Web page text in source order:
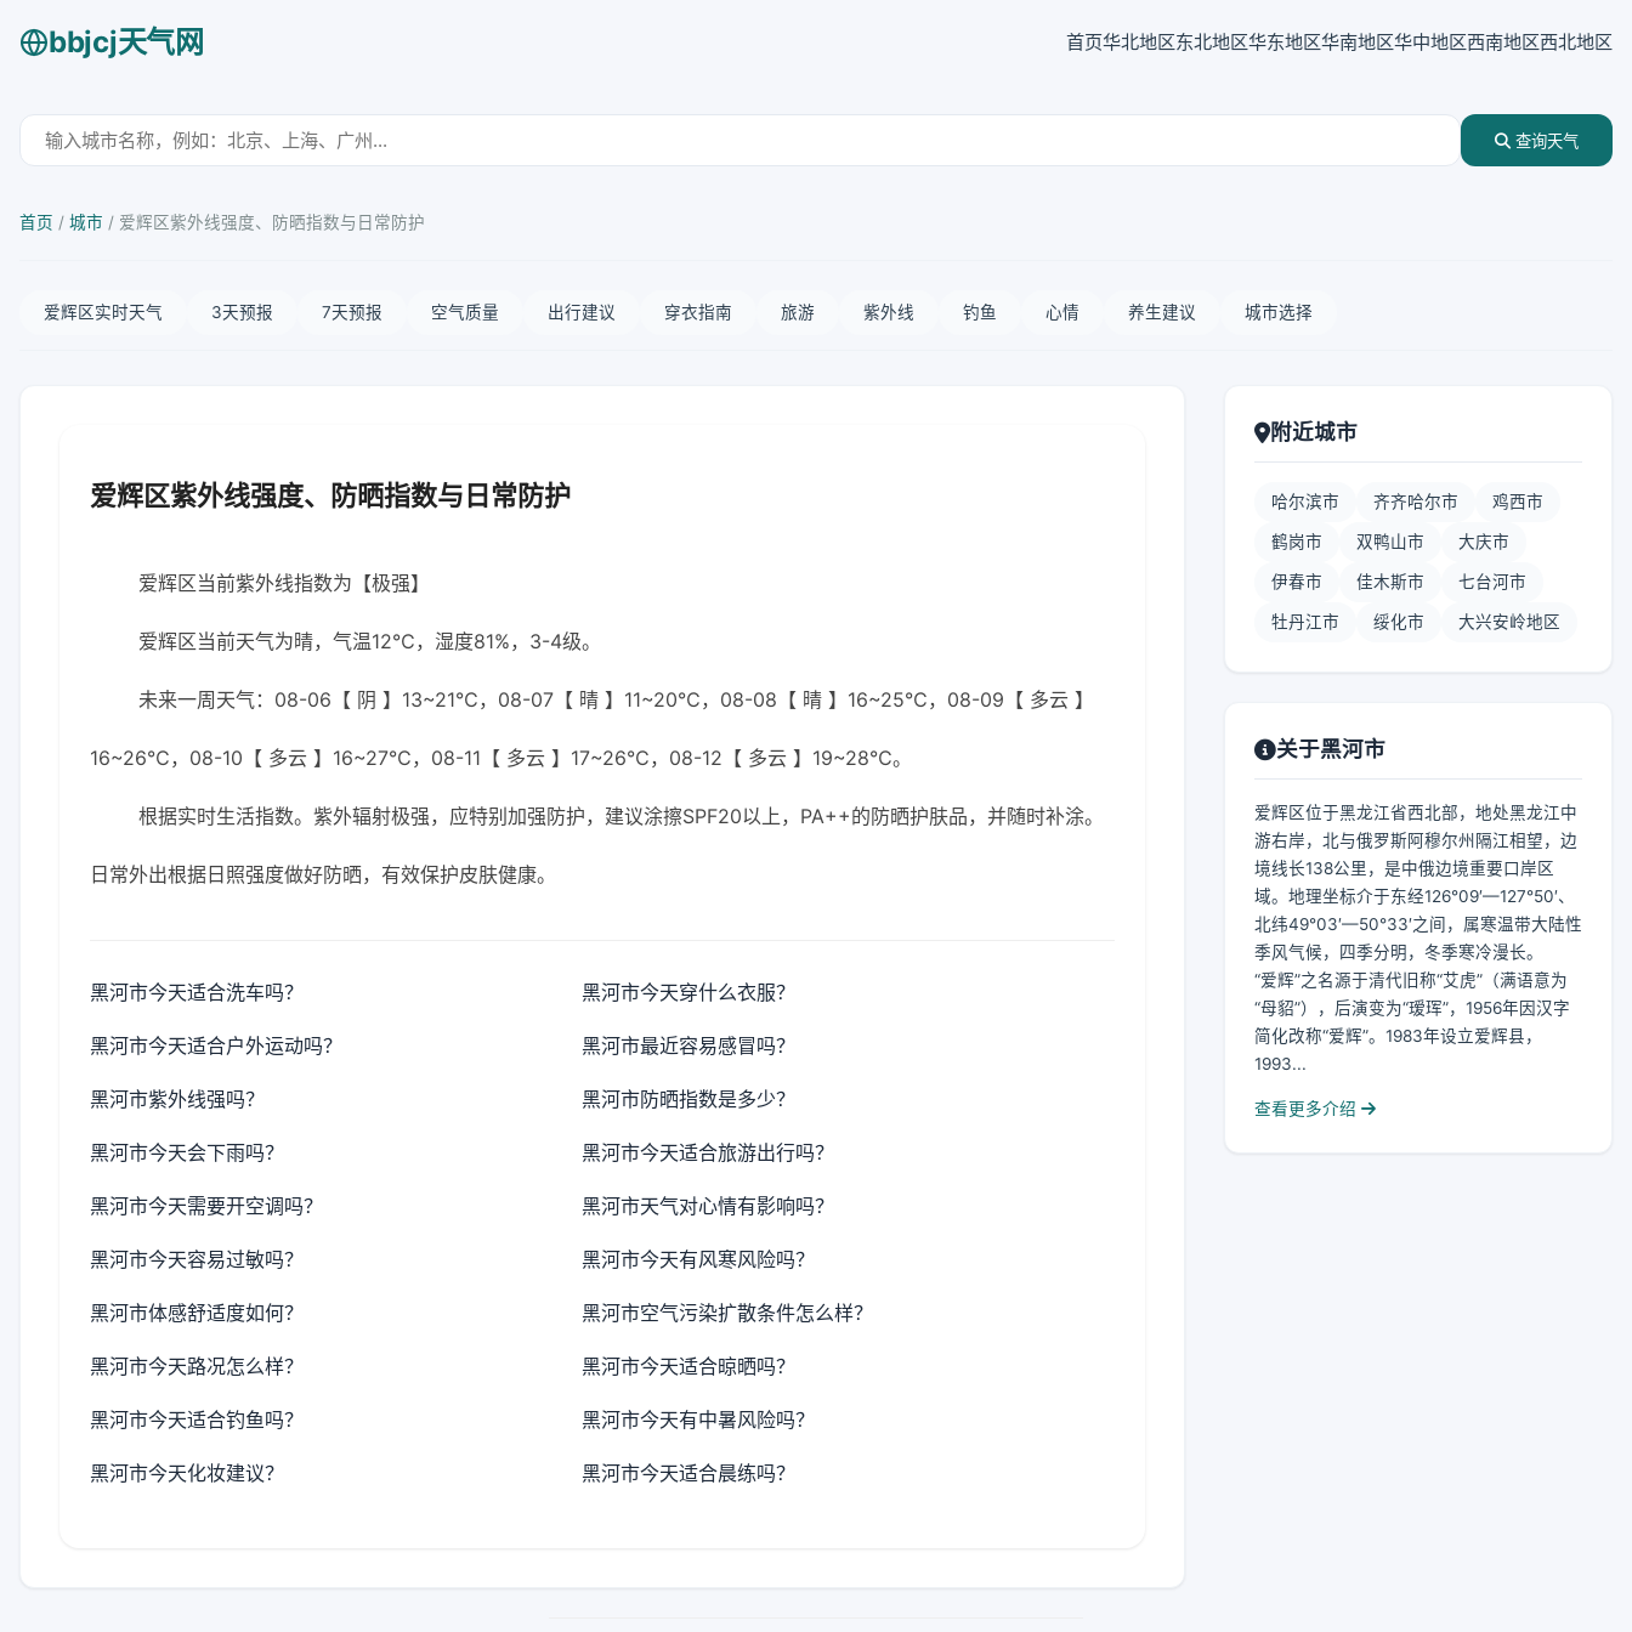
bbjcj天气网 首页华北地区东北地区华东地区华南地区华中地区西南地区西北地区
查询天气
首页 / 城市 / 爱辉区紫外线强度、防晒指数与日常防护
爱辉区实时天气 3天预报 7天预报 空气质量 出行建议 穿衣指南 旅游 紫外线 钓鱼 心情 养生建议 城市选择
爱辉区紫外线强度、防晒指数与日常防护
爱辉区当前紫外线指数为【极强】
爱辉区当前天气为晴，气温12℃，湿度81%，3-4级。
未来一周天气：08-06【 阴 】13~21℃，08-07【 晴 】11~20℃，08-08【 晴 】16~25℃，08-09【 多云 】
16~26℃，08-10【 多云 】16~27℃，08-11【 多云 】17~26℃，08-12【 多云 】19~28℃。
根据实时生活指数。紫外辐射极强，应特别加强防护，建议涂擦SPF20以上，PA++的防晒护肤品，并随时补涂。
日常外出根据日照强度做好防晒，有效保护皮肤健康。
黑河市今天适合洗车吗？ 黑河市今天穿什么衣服？
黑河市今天适合户外运动吗？ 黑河市最近容易感冒吗？
黑河市紫外线强吗？ 黑河市防晒指数是多少？
黑河市今天会下雨吗？ 黑河市今天适合旅游出行吗？
黑河市今天需要开空调吗？ 黑河市天气对心情有影响吗？
黑河市今天容易过敏吗？ 黑河市今天有风寒风险吗？
黑河市体感舒适度如何？ 黑河市空气污染扩散条件怎么样？
黑河市今天路况怎么样？ 黑河市今天适合晾晒吗？
黑河市今天适合钓鱼吗？ 黑河市今天有中暑风险吗？
黑河市今天化妆建议？ 黑河市今天适合晨练吗？
附近城市
哈尔滨市 齐齐哈尔市 鸡西市
鹤岗市 双鸭山市 大庆市
伊春市 佳木斯市 七台河市
牡丹江市 绥化市 大兴安岭地区
关于黑河市
爱辉区位于黑龙江省西北部，地处黑龙江中
游右岸，北与俄罗斯阿穆尔州隔江相望，边
境线长138公里，是中俄边境重要口岸区
域。地理坐标介于东经126°09′—127°50′、
北纬49°03′—50°33′之间，属寒温带大陆性
季风气候，四季分明，冬季寒冷漫长。
“爱辉”之名源于清代旧称“艾虎”（满语意为
“母貂”），后演变为“瑷珲”，1956年因汉字
简化改称“爱辉”。1983年设立爱辉县，
1993...
查看更多介绍